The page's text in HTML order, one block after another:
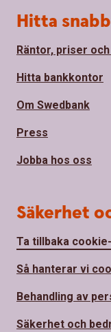
Hitta
Räntor, priser
Hitta bankkontor
Om Swedbank
Press
Jobba hos oss
Säkerhet
Ta tillbaka
Så hanterar vi
Behandling av
Säkerhet och